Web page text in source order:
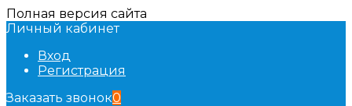
Полная версия сайта
Личный кабинет
Вход
Регистрация
Заказать звонок0